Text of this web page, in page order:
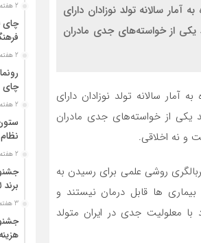
سالانه تولد نوزادان دارای
یکی از خواسته‌های جدی مادران
سالانه تولد نوزادان دارای
یکی از خواسته‌های جدی مادران
و نه اخلاقی.
روشی علمی برای رسیدن به
ها قابل درمان نیستند و
از تولد همراه باشد. سالانه حدودا ۳۰ تا ۵۰ هزار نوزاد با معلولیت جدی در ایران متولد
2 هفته قبل
چای
2 هفته قبل
چای
2 هفته قبل
نظام
2 هفته قبل
3 هفته قبل